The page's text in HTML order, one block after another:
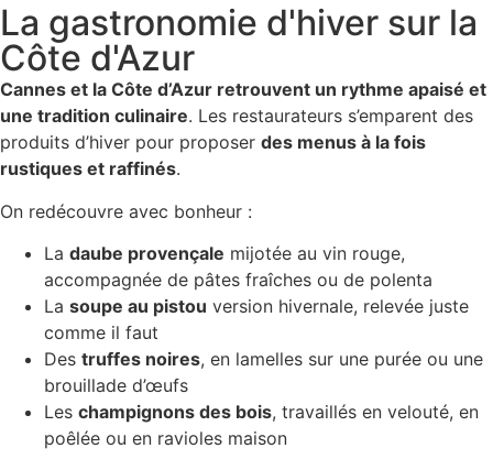
La gastronomie d'hiver sur la
Côte d'Azur
Cannes et la Côte d’Azur retrouvent un rythme apaisé et
une tradition culinaire. Les restaurateurs s’emparent des
produits d’hiver pour proposer des menus à la fois
rustiques et raffinés.
On redécouvre avec bonheur :
La daube provençale mijotée au vin rouge,
accompagnée de pâtes fraîches ou de polenta
La soupe au pistou version hivernale, relevée juste
comme il faut
Des truffes noires, en lamelles sur une purée ou une
brouillade d’œufs
Les champignons des bois, travaillés en velouté, en
poêlée ou en ravioles maison